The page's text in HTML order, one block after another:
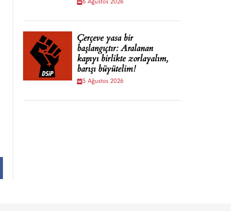
6 Ağustos 2026
Çerçeve yasa bir
başlangıçtır: Aralanan
kapıyı birlikte zorlayalım,
barışı büyütelim!
5 Ağustos 2026